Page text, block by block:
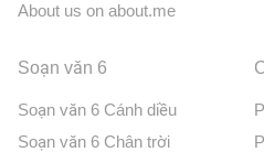
About us on about.me
Soạn văn 6
Soạn văn 6 Cánh diều
Soạn văn 6 Chân trời